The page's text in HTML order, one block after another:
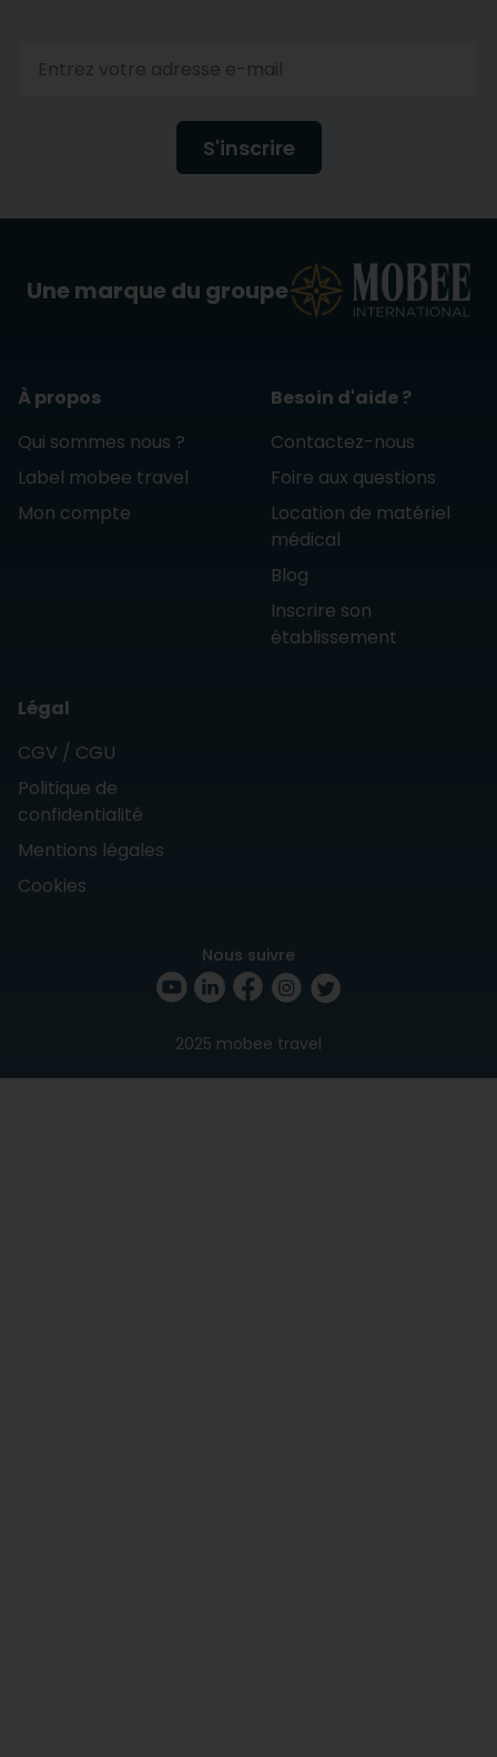
S'inscrire
Une marque du groupe
À propos
Qui sommes nous ?
Label mobee travel
Mon compte
Besoin d'aide ?
Contactez-nous
Foire aux questions
Location de matériel
médical
Blog
Inscrire son
établissement
Légal
CGV / CGU
Politique de
confidentialité
Mentions légales
Cookies
Nous suivre
2025 mobee travel